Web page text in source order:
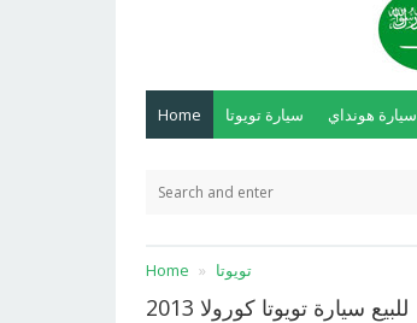
Home سيارة تويوتا سيارة هونداي
Home تويوتا
للبيع سيارة تويوتا كورولا 2013